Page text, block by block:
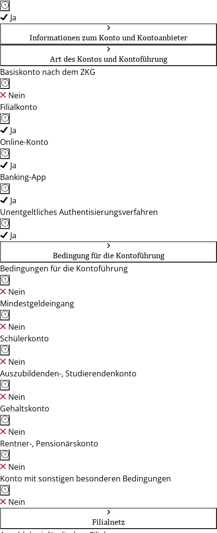
Ja
Informationen zum Konto und Kontoanbieter
Art des Kontos und Kontoführung
Basiskonto nach dem ZKG
Nein
Filialkonto
Ja
Online-Konto
Ja
Banking-App
Ja
Unentgeltliches Authentisierungsverfahren
Ja
Bedingung für die Kontoführung
Bedingungen für die Kontoführung
Nein
Mindestgeldeingang
Nein
Schülerkonto
Nein
Auszubildenden-, Studierendenkonto
Nein
Gehaltskonto
Nein
Rentner-, Pensionärskonto
Nein
Konto mit sonstigen besonderen Bedingungen
Nein
Filialnetz